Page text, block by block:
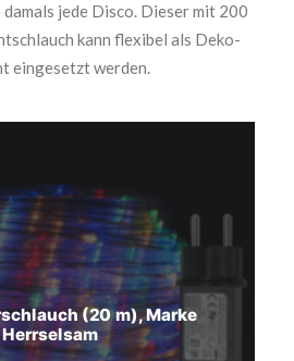
jede Disco. Dieser mit 200
kann flexibel als Deko-
eingesetzt werden.
(20 m), Marke
Herrselsam